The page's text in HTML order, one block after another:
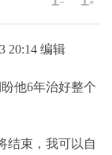
20:14 编辑
他6年治好整个
结束，我可以自